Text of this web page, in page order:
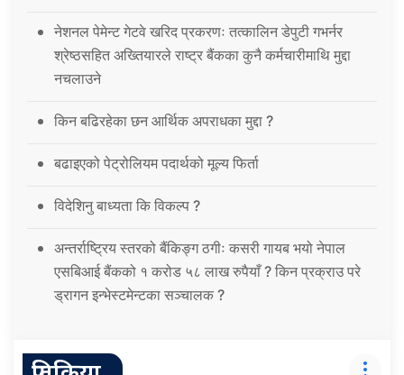
नेशनल पेमेन्ट गेटवे खरिद प्रकरणः तत्कालिन डेपुटी गभर्नर
श्रेष्ठसहित अख्तियारले राष्ट्र बैंकका कुनै कर्मचारीमाथि मुद्दा
नचलाउने
किन बढिरहेका छन आर्थिक अपराधका मुद्दा ?
बढाइएको पेट्रोलियम पदार्थको मूल्य फिर्ता
विदेशिनु बाध्यता कि विकल्प ?
अन्तर्राष्ट्रिय स्तरको बैंकिङ्ग ठगीः कसरी गायब भयो नेपाल
एसबिआई बैंकको १ करोड ५८ लाख रुपैयाँ ? किन प्रक्राउ परे
ड्रागन इन्भेस्टमेन्टका सञ्चालक ?